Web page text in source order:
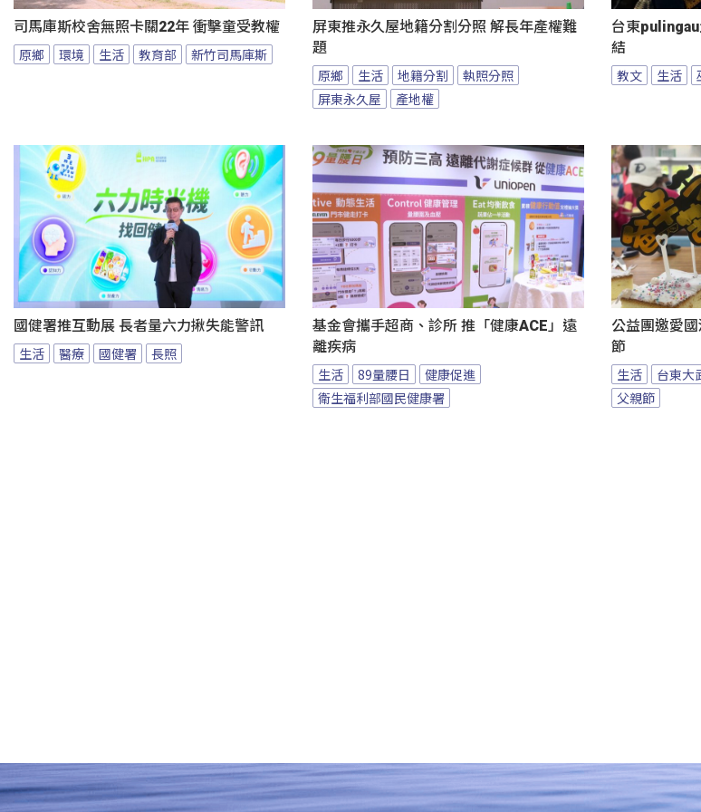
司馬庫斯校舍無照卡關22年 衝擊童受教權
原鄉 環境 生活 教育部 新竹司馬庫斯
屏東推永久屋地籍分割分照 解長年產權難
題
原鄉 生活 地籍分割
執照分照
屏東永久屋
產地權
台東
結
教文 生活
國健署推互動展 長者量六力揪失能警訊
生活 醫療 國健署 長照
基金會攜手超商、診所 推「健康ACE」遠
離疾病
生活 89量腰日
健康促進
衛生福利部國民健康署
公益團邀愛
節
生活 台東大
父親節